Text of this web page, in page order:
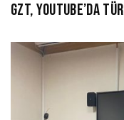
GZT, YOUTUBE’DA